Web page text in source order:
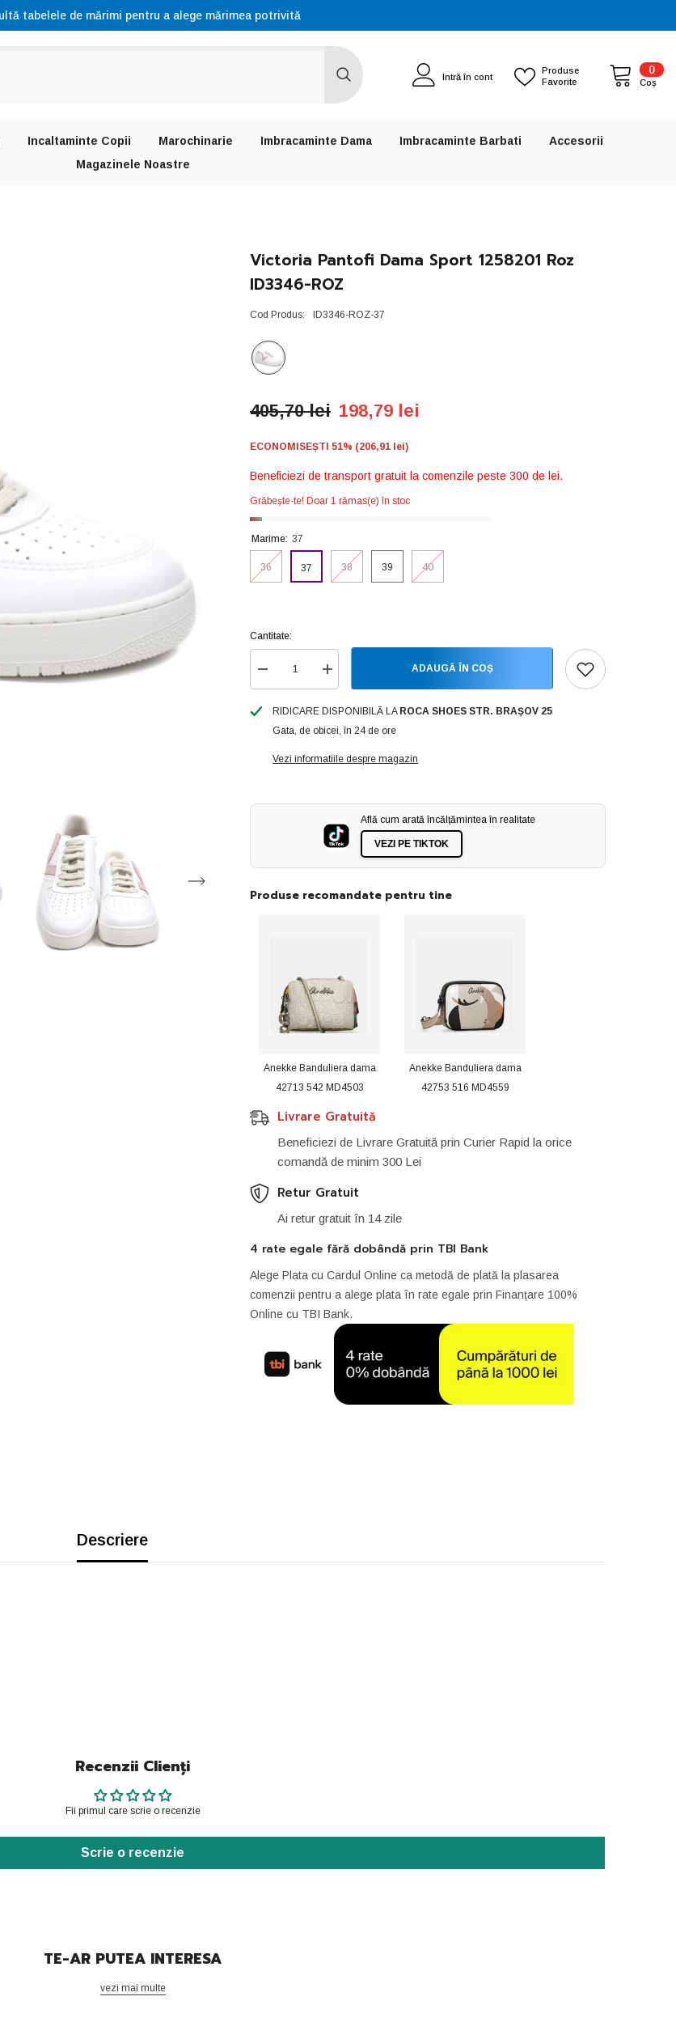
tabelele de mărimi pentru a alege mărimea potrivită
00
Coș
Produse
Favorite
Intră în cont
Incaltaminte Copii Marochinarie Imbracaminte Dama Imbracaminte Barbati
Accesorii
Magazinele Noastre
Victoria Pantofi Dama Sport 1258201 Roz
ID3346-ROZ
Cod Produs: ID3346-ROZ-37
405,70 lei 198,79 lei
ECONOMISEȘTI 51% (206,91 lei)
Beneficiezi de transport gratuit la comenzile peste 300 de lei.
Grăbește-te! Doar 1 rămas(e) în stoc
Marime: 37
36 37 38 39 40
Cantitate:
Reduceți
cantitatea
Victoria
dama
1258201
Creșteți
cantitatea
Victoria
dama
1258201
ADAUGĂ ÎN COȘ
RIDICARE DISPONIBILĂ LA ROCA SHOES STR. BRAȘOV 25
Gata, de obicei, în 24 de ore
Vezi informatiile despre magazin
Află cum arată încălțămintea în realitate
VEZI PE TIKTOK
Produse recomandate pentru tine
Anekke Banduliera dama
42713 542 MD4503
Anekke Banduliera dama
42753 516 MD4559
Livrare Gratuită
Beneficiezi de Livrare Gratuită prin Curier Rapid la orice
comandă de minim 300 Lei
Retur Gratuit
Ai retur gratuit în 14 zile
4 rate egale fără dobândă prin TBI Bank
Alege Plata cu Cardul Online ca metodă de plată la plasarea
comenzii pentru a alege plata în rate egale prin Finanțare 100%
Online cu TBI Bank.
Descriere
Recenzii Clienți
Fii primul care scrie o recenzie
Scrie o recenzie
TE-AR PUTEA INTERESA
vezi mai multe